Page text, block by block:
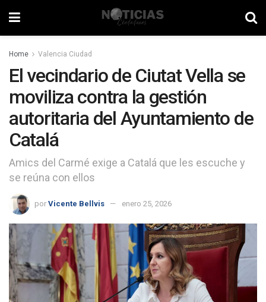
Home Valencia Ciudad
El vecindario de Ciutat Vella se
moviliza contra la gestión
autoritaria del Ayuntamiento de
Catalá
Amics del Carmé exige a Catalá que les escuche y
se reúna con ellos
por Vicente Bellvis enero 25, 2026